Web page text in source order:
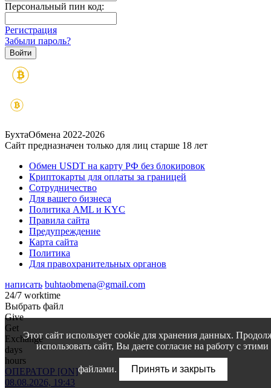
Персональный пин код:
Регистрация
Забыли пароль?
БухтаОбмена 2022-2026
Сайт предназначен только для лиц старше 18 лет
Обмен USDT на карту РФ без блокировок
Криптокарты для оплаты за границей
Сотрудничество
Для вашего бизнеса
Политика AML и KYC
Правила сайта
Предупреждение
Карта сайта
Политика
Для правохранительных органов
написать buhtaobmena@gmail.com
24/7 worktime
Выбрать файл
Give
Get
Exchange
days
hours
ОПЕРАТОР [ON]
08.08.2026, 19:43
Этот сайт использует cookie для хранения данных.
использовать сайт, Вы даете согласие на работу с этими
файлами. Принять и закрыть